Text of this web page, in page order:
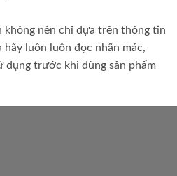
không nên chỉ dựa trên thông tin
luôn luôn đọc nhãn mác,
dụng trước khi dùng sản phẩm